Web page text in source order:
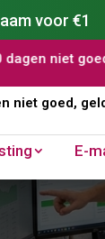
voor €1
terugAI
niet goed,
E-